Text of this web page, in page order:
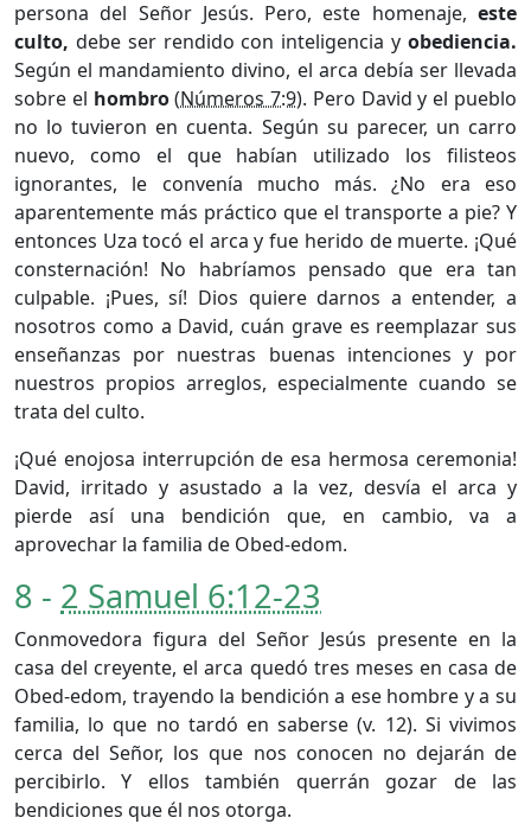
persona del Señor Jesús. Pero, este homenaje, este
culto, debe ser rendido con inteligencia y obediencia.
Según el mandamiento divino, el arca debía ser llevada
sobre el hombro(Números 7:9). Pero David y el pueblo
no lo tuvieron en cuenta. Según su parecer, un carro
nuevo, como el que habían utilizado los filisteos
ignorantes, le convenía mucho más. ¿No era eso
aparentemente más práctico que el transporte a pie? Y
entonces Uza tocó el arca y fue herido de muerte. ¡Qué
consternación! No habríamos pensado que era tan
culpable. ¡Pues, sí! Dios quiere darnos a entender, a
nosotros como a David, cuán grave es reemplazar sus
enseñanzas por nuestras buenas intenciones y por
nuestros propios arreglos, especialmente cuando se
trata del culto.
¡Qué enojosa interrupción de esa hermosa ceremonia!
David, irritado y asustado a la vez, desvía el arca y
pierde así una bendición que, en cambio, va a
aprovechar la familia de Obed-edom.
8 - 2 Samuel 6:12-23
Conmovedora figura del Señor Jesús presente en la
casa del creyente, el arca quedó tres meses en casa de
Obed-edom, trayendo la bendición a ese hombre y a su
familia, lo que no tardó en saberse (v. 12). Si vivimos
cerca del Señor, los que nos conocen no dejarán de
percibirlo. Y ellos también querrán gozar de las
bendiciones que él nos otorga.